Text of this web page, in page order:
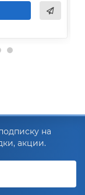
на
акции.